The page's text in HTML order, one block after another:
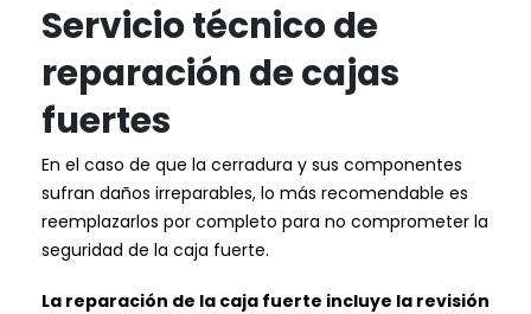
Servicio técnico de
reparación de cajas
fuertes
En el caso de que la cerradura y sus componentes
sufran daños irreparables, lo más recomendable es
reemplazarlos por completo para no comprometer la
seguridad de la caja fuerte.
La reparación de la caja fuerte incluye la revisión